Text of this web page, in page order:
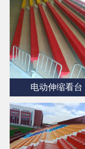
电动伸缩看台